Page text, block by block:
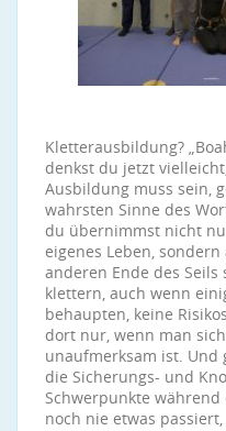
Kletterausbildung?
denkst du jetzt
Ausbildung muss sein,
wahrsten Sinne des
du übernimmst nicht
eigenes Leben,
anderen Ende des
klettern, auch wenn
behaupten, keine
dort nur, wenn man
unaufmerksam ist. Und
die Sicherungs- und
Schwerpunkte
noch nie etwas